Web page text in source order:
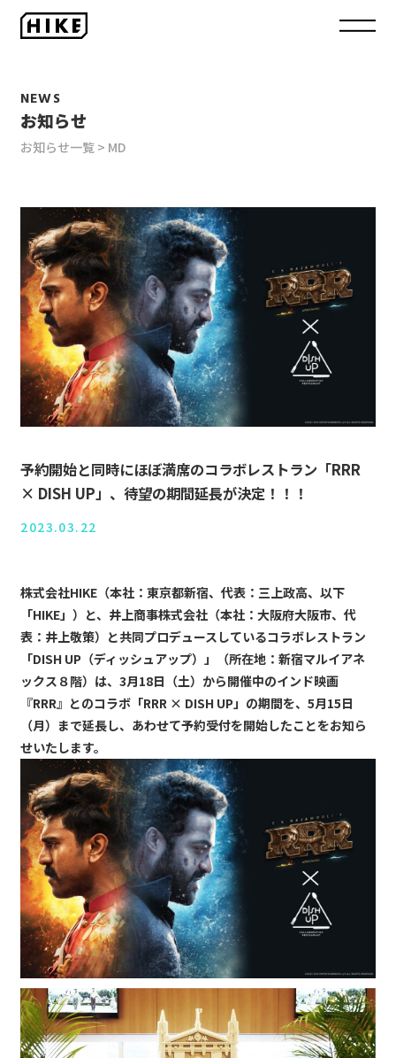
NEWS
お知らせ
お知らせ一覧 MD
予約開始と同時にほぼ満席のコラボレストラン「RRR
× DISH UP」、待望の期間延長が決定！！！
2023.03.22
株式会社HIKE（本社：東京都新宿、代表：三上政高、以下
「HIKE」）と、井上商事株式会社（本社：大阪府大阪市、代
表：井上敬策）と共同プロデュースしているコラボレストラン
「DISH UP（ディッシュアップ）」（所在地：新宿マルイアネ
ックス８階）は、3月18日（土）から開催中のインド映画
『RRR』とのコラボ「RRR × DISH UP」の期間を、5月15日
（月）まで延長し、あわせて予約受付を開始したことをお知ら
せいたします。